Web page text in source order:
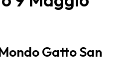
Gatto San